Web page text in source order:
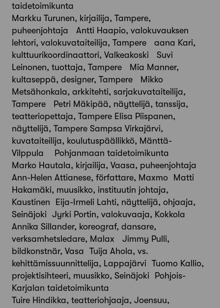
taidetoimikunta
Markku Turunen, kirjailija, Tampere,
puheenjohtaja Antti Haapio, valokuvauksen
lehtori, valokuvataiteilija, Tampere aana Kari,
kulttuurikoordinaattori, Valkeakoski Suvi
Leinonen, tuottaja, Tampere Mia Manner,
kultaseppä, designer, Tampere Mikko
Metsähonkala, arkkitehti, sarjakuvataiteilija,
Tampere Petri Mäkipää, näyttelijä, tanssija,
teatteriopettaja, Tampere Elisa Piispanen,
näyttelijä, Tampere Sampsa Virkajärvi,
kuvataiteilija, koulutuspäällikkö, Mänttä-
Vilppula Pohjanmaan taidetoimikunta
Marko Hautala, kirjailija, Vaasa, puheenjohtaja
Ann-Helen Attianese, författare, Maxmo Matti
Hakamäki, muusikko, instituutin johtaja,
Kaustinen Eija-Irmeli Lahti, näyttelijä, ohjaaja,
Seinäjoki Jyrki Portin, valokuvaaja, Kokkola
Annika Sillander, koreograf, dansare,
verksamhetsledare, Malax Jimmy Pulli,
bildkonstnär, Vasa Tuija Ahola, vs.
kehittämissuunnittelija, Lappajärvi Tuomo Kallio,
projektisihteeri, muusikko, Seinäjoki Pohjois-
Karjalan taidetoimikunta
Tuire Hindikka, teatteriohjaaja, Joensuu,